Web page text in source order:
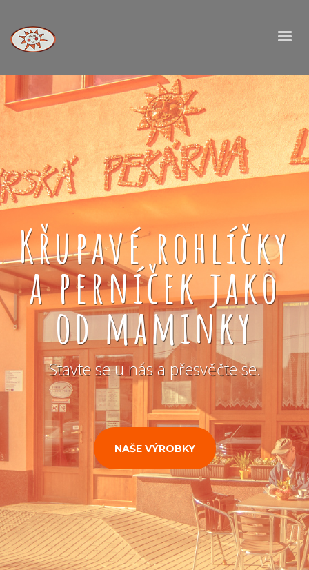
Křupavé rohlíčky
a perníček jako
od maminky
Stavte se u nás a přesvěčte se.
NAŠE VÝROBKY